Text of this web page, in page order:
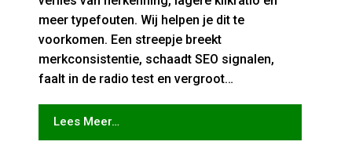
meer typefouten. Wij helpen je dit te
voorkomen. Een streepje breekt
merkconsistentie, schaadt SEO signalen,
faalt in de radio test en vergroot…
Lees Meer…